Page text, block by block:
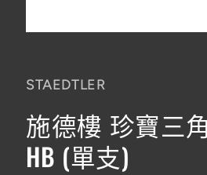
視
中
開
多
STAEDTLER
施德樓 珍寶三
HB (單支)